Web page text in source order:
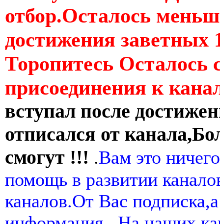
отбор.Осталось
достижения заветных
Торопитесь Осталось
присоединения к
вступал после
отписался от
смогут !!! .Вам это
помощь в развитии
каналов.От Вас